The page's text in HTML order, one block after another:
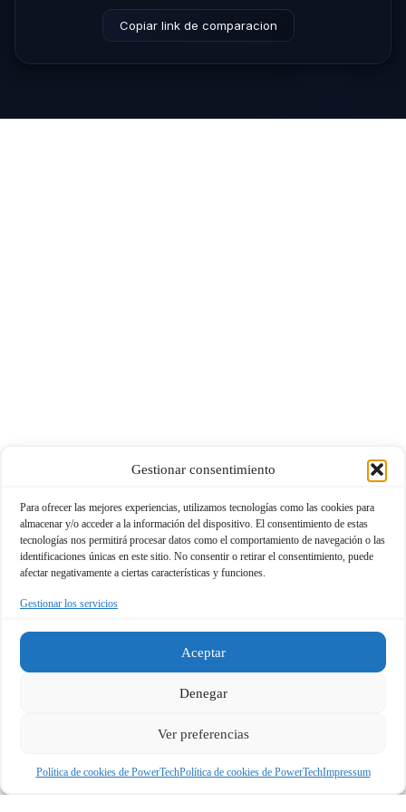
Gestionar consentimiento
Para ofrecer las mejores experiencias, utilizamos tecnologías como las cookies para
almacenar y/o acceder a la información del dispositivo. El consentimiento de estas
tecnologías nos permitirá procesar datos como el comportamiento de navegación o las
identificaciones únicas en este sitio. No consentir o retirar el consentimiento, puede
afectar negativamente a ciertas características y funciones.
Gestionar los servicios
Aceptar
Denegar
Ver preferencias
Política de cookies de PowerTechPolítica de cookies de PowerTechImpressum
Copiar link de comparacion